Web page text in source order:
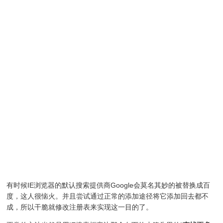
有时候IE浏览器的默认搜索提供商Google会莫名其妙的被替换成百
度，这人很恼火。并且尝试通过正常的添加途径将它添加回去都不
成，所以干脆就修改注册表来实现这一目的了。